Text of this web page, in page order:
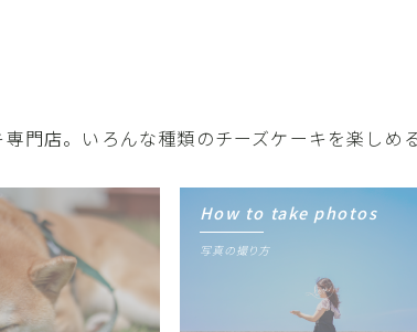
門店。いろんな種類のチーズケーキを楽しめ
写真の撮り方
How to take photos